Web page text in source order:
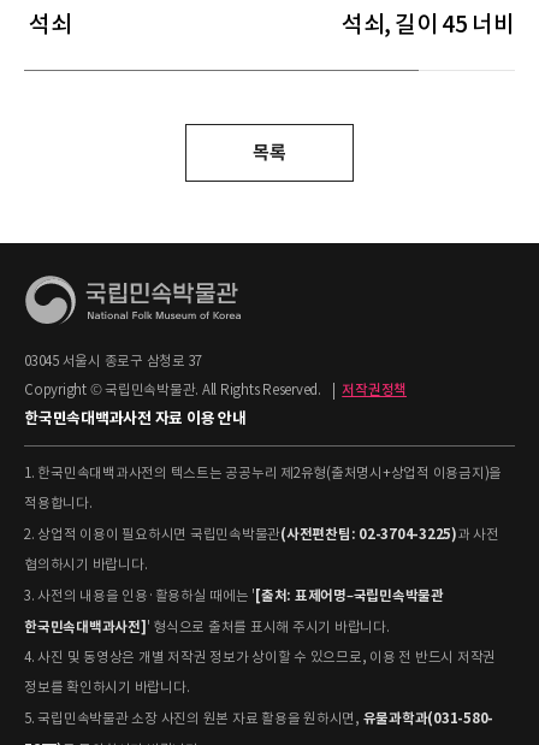
석쇠 석쇠, 길이 45 너비
목록
03045 서울시 종로구 삼청로 37
Copyright © 국립민속박물관. All Rights Reserved.
저작권정책
한국민속대백과사전 자료 이용 안내
1. 한국민속대백과사전의 텍스트는 공공누리 제2유형(출처명시+상업적 이용금지)을
적용합니다.
2. 상업적 이용이 필요하시면 국립민속박물관(사전편찬팀: 02-3704-3225)과 사전
협의하시기 바랍니다.
3. 사전의 내용을 인용·활용하실 때에는 ' [출처: 표제어명–국립민속박물관
한국민속대백과사전] ' 형식으로 출처를 표시해 주시기 바랍니다.
4. 사진 및 동영상은 개별 저작권 정보가 상이할 수 있으므로, 이용 전 반드시 저작권
정보를 확인하시기 바랍니다.
5. 국립민속박물관 소장 사진의 원본 자료 활용을 원하시면, 유물과학과(031-580-